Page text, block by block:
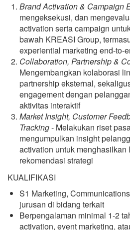
Brand Activation & Campaign
mengeksekusi, dan
activation serta campaign
bawah KREASI Group,
experiential marketing end-to-
Collaboration, Partnership &
Mengembangkan kolaborasi
partnership eksternal,
engagement dengan
aktivitas interaktif
Market Insight, Customer
Tracking- Melakukan riset
mengumpulkan insight
activation untuk menghasilkan
rekomendasi strategi
KUALIFIKASI
S1 Marketing,
jurusan di bidang terkait
Berpengalaman minimal 1-2
activation, event marketing,